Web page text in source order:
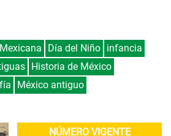
Día del Niño infancia
Historia de México
México antiguo
NÚMERO VIGENTE